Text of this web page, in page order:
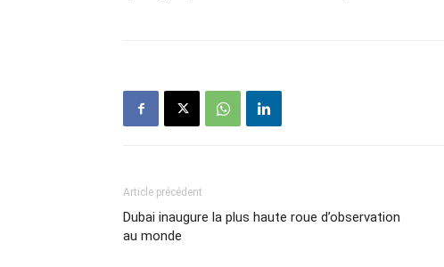
Article précédent
Dubai inaugure la plus haute roue d’observation
au monde